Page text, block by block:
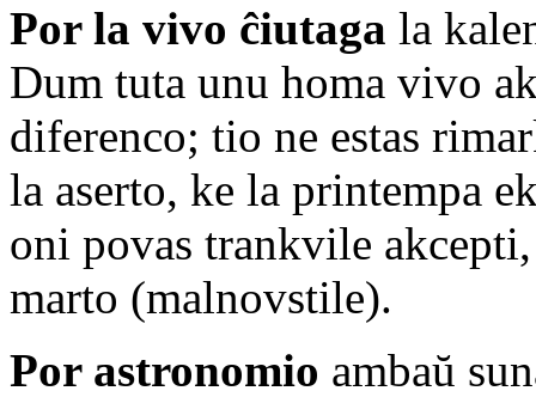
Por la vivo ĉiutaga la
Dum tuta unu homa vivo
diferenco; tio ne estas
la aserto, ke la printempa
oni povas trankvile
marto (malnovstile).
Por astronomio ambaŭ